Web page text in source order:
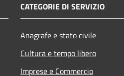
CATEGORIE DI SERVIZIO
Anagrafe e stato civile
Cultura e tempo libero
Imprese e Commercio